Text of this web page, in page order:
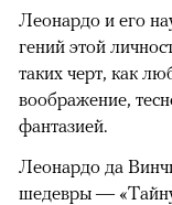
Леонардо и его
гений этой
таких черт, как
воображение,
фантазией.
Леонардо да
шедевры —